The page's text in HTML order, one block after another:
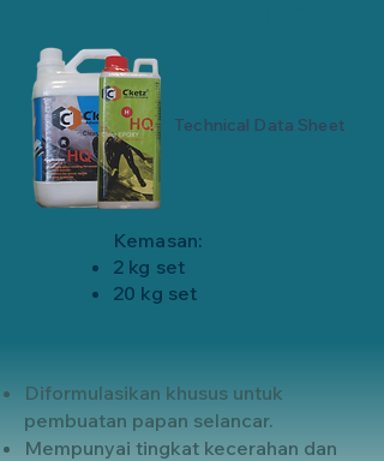
Kemasan:
2 kg set
20 kg set
Technical Data Sheet
Diformulasikan khusus untuk
pembuatan papan selancar.
Mempunyai tingkat kecerahan dan